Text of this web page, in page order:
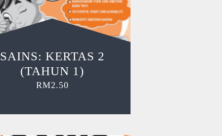
SAINS: KERTAS 2
(TAHUN 1)
RM2.50